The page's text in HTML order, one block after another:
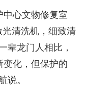
中心文物修复室
光清洗机，细致清
辈龙门人相比，
变化，但保护的
说。